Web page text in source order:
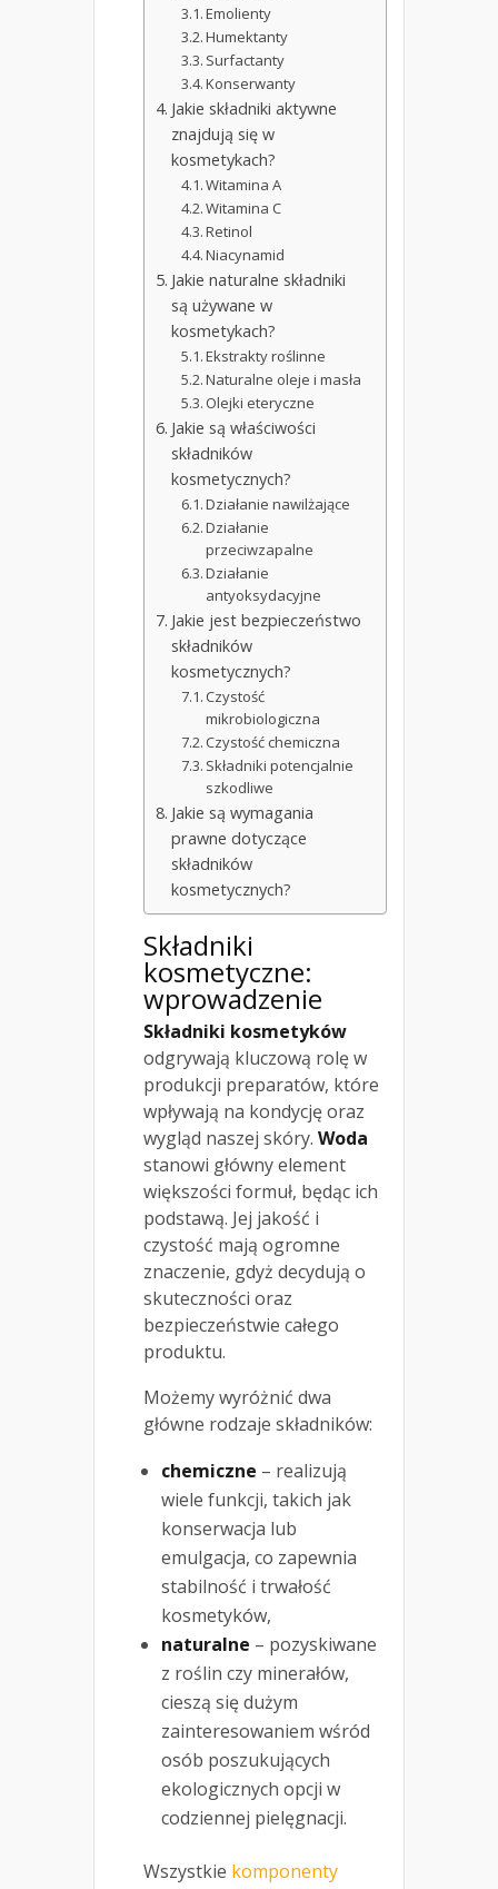
Emolienty
Humektanty
Surfactanty
Konserwanty
Jakie składniki aktywne
znajdują się w
kosmetykach?
Witamina A
Witamina C
Retinol
Niacynamid
Jakie naturalne składniki
są używane w
kosmetykach?
Ekstrakty roślinne
Naturalne oleje i masła
Olejki eteryczne
Jakie są właściwości
składników
kosmetycznych?
Działanie nawilżające
Działanie
przeciwzapalne
Działanie
antyoksydacyjne
Jakie jest bezpieczeństwo
składników
kosmetycznych?
Czystość
mikrobiologiczna
Czystość chemiczna
Składniki potencjalnie
szkodliwe
Jakie są wymagania
prawne dotyczące
składników
kosmetycznych?
Składniki
kosmetyczne:
wprowadzenie
Składniki kosmetyków
odgrywają kluczową rolę w
produkcji preparatów, które
wpływają na kondycję oraz
wygląd naszej skóry. Woda
stanowi główny element
większości formuł, będąc ich
podstawą. Jej jakość i
czystość mają ogromne
znaczenie, gdyż decydują o
skuteczności oraz
bezpieczeństwie całego
produktu.
Możemy wyróżnić dwa
główne rodzaje składników:
chemiczne – realizują
wiele funkcji, takich jak
konserwacja lub
emulgacja, co zapewnia
stabilność i trwałość
kosmetyków,
naturalne – pozyskiwane
z roślin czy minerałów,
cieszą się dużym
zainteresowaniem wśród
osób poszukujących
ekologicznych opcji w
codziennej pielęgnacji.
Wszystkie komponenty